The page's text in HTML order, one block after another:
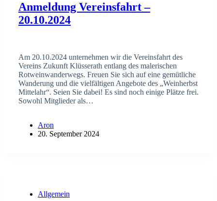
Anmeldung Vereinsfahrt –
20.10.2024
Am 20.10.2024 unternehmen wir die Vereinsfahrt des
Vereins Zukunft Klüsserath entlang des malerischen
Rotweinwanderwegs. Freuen Sie sich auf eine gemütliche
Wanderung und die vielfältigen Angebote des „Weinherbst
Mittelahr“. Seien Sie dabei! Es sind noch einige Plätze frei.
Sowohl Mitglieder als…
Aron
20. September 2024
Allgemein